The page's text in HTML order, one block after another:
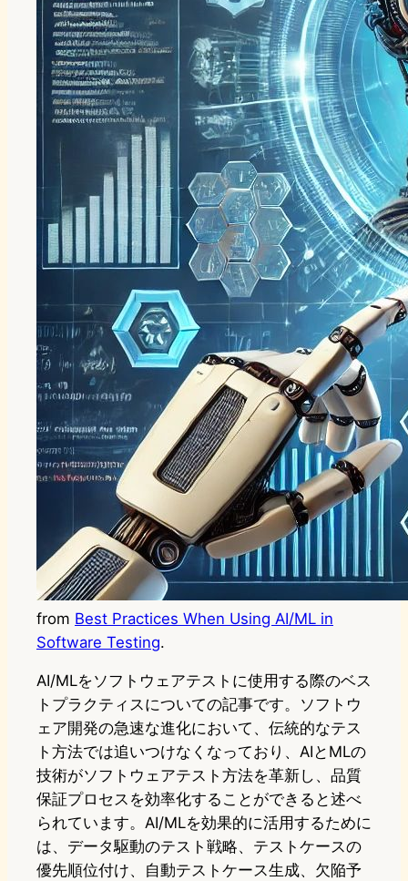
from Best Practices When Using AI/ML in
Software Testing.
AI/MLをソフトウェアテストに使用する際のベス
トプラクティスについての記事です。ソフトウ
ェア開発の急速な進化において、伝統的なテス
ト方法では追いつけなくなっており、AIとMLの
技術がソフトウェアテスト方法を革新し、品質
保証プロセスを効率化することができると述べ
られています。AI/MLを効果的に活用するために
は、データ駆動のテスト戦略、テストケースの
優先順位付け、自動テストケース生成、欠陥予